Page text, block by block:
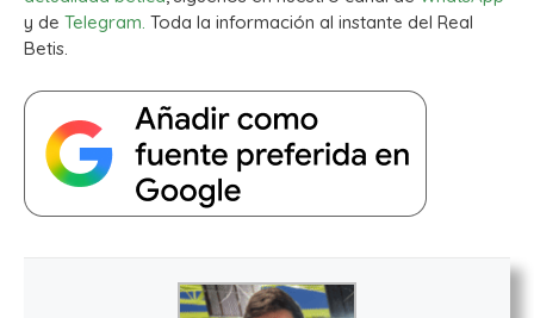
y de Telegram. Toda la información al instante del Real
Betis.